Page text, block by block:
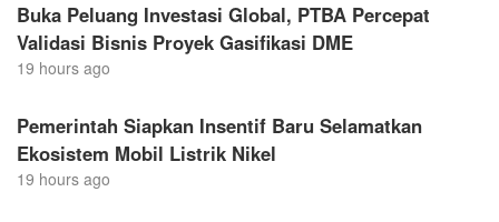
Buka Peluang Investasi Global, PTBA Percepat
Validasi Bisnis Proyek Gasifikasi DME
19 hours ago
Pemerintah Siapkan Insentif Baru Selamatkan
Ekosistem Mobil Listrik Nikel
19 hours ago